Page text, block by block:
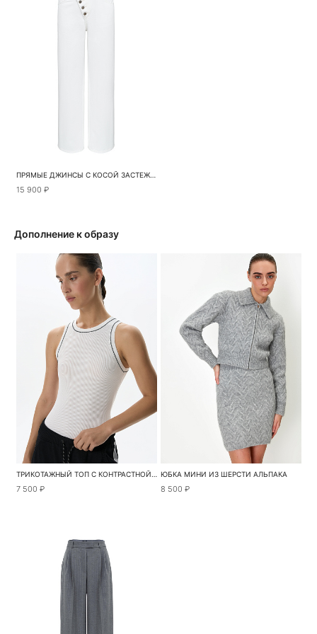
ПРЯМЫЕ ДЖИНСЫ С КОСОЙ ЗАСТЕЖКОЙ
15 900 ₽
Дополнение к образу
ТРИКОТАЖНЫЙ ТОП С КОНТРАСТНОЙ СТРОЧКОЙ
7 500 ₽
ЮБКА МИНИ ИЗ ШЕРСТИ АЛЬПАКА
8 500 ₽